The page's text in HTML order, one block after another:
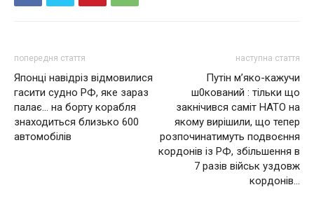
попередня стаття
Японці навідріз відмовилися
гасити судно РФ, яке зараз
палає… на борту корабля
знаходиться близько 600
автомобілів
наступна стаття
Путін м’яко-кажучи
ш0кований : тільки що
закнічився саміт НАТО на
якому вирішили, що тепер
розпочинатимуть подвоєння
кордонів із РФ, збільшення в
7 разів військ уздовж
кордонів…